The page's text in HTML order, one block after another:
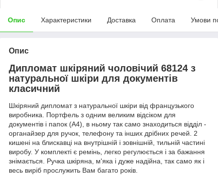
Опис Характеристики Доставка Оплата Умови
Опис
Дипломат шкіряний чоловічий 68124 з
натуральної шкіри для документів
класичний
Шкіряний дипломат з натуральної шкіри від французького
виробника. Портфель з одним великим відсіком для
документів і папок (А4), в ньому так само знаходиться відділ -
органайзер для ручок, телефону та інших дрібних речей. 2
кишені на блискавці на внутрішній і зовнішній, тильній частині
виробу. У комплекті є ремінь, легко регулюється і за бажання
знімається. Ручка шкіряна, м'яка і дуже надійна, так само як і
весь виріб прослужить Вам багато років.